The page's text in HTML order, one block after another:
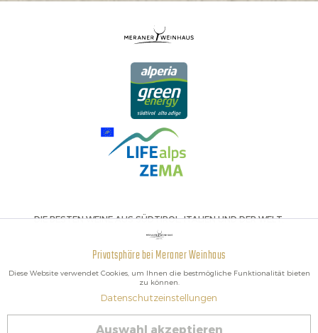
DIE BESTEN WEINE AUS SÜDTIROL, ITALIEN UND DER WELT.
Privatsphäre bei Meraner Weinhaus
Diese Website verwendet Cookies, um Ihnen die bestmögliche Funktionalität bieten
zu können.
Datenschutzeinstellungen
Auswahl akzeptieren